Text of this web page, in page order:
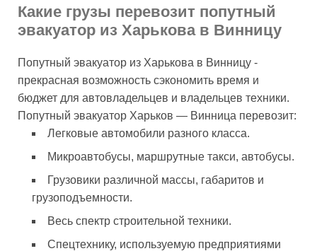
Какие грузы перевозит попутный
эвакуатор из Харькова в Винницу
Попутный эвакуатор из Харькова в Винницу -
прекрасная возможность сэкономить время и
бюджет для автовладельцев и владельцев техники.
Попутный эвакуатор Харьков — Винница перевозит:
Легковые автомобили разного класса.
Микроавтобусы, маршрутные такси, автобусы.
Грузовики различной массы, габаритов и
грузоподъемности.
Весь спектр строительной техники.
Спецтехнику, используемую предприятиями